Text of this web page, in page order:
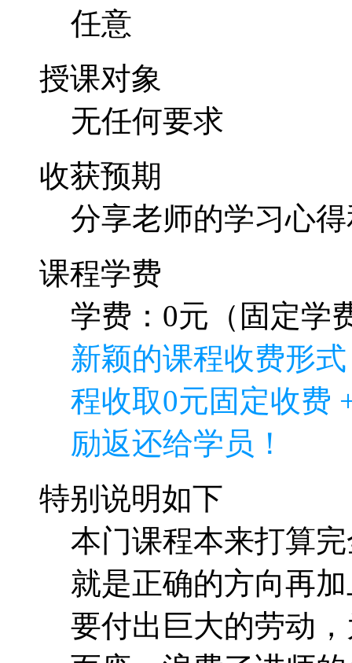
收获预期
分享老师的学习心
课程学费
学费：0元（固定学
新颖的课程收费形
程收取0元固定收费
励返还给学员！
特别说明如下
本门课程本来打算
就是正确的方向再
要付出巨大的劳动
而废，浪费了讲师
课程，使用“逆向收
收取0元，其中0元
即如果学员能完成